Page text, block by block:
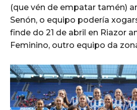
(que vén de empatar tamén)
Senón, o equipo podería
finde do 21 de abril en Riazor
Feminino, outro equipo da